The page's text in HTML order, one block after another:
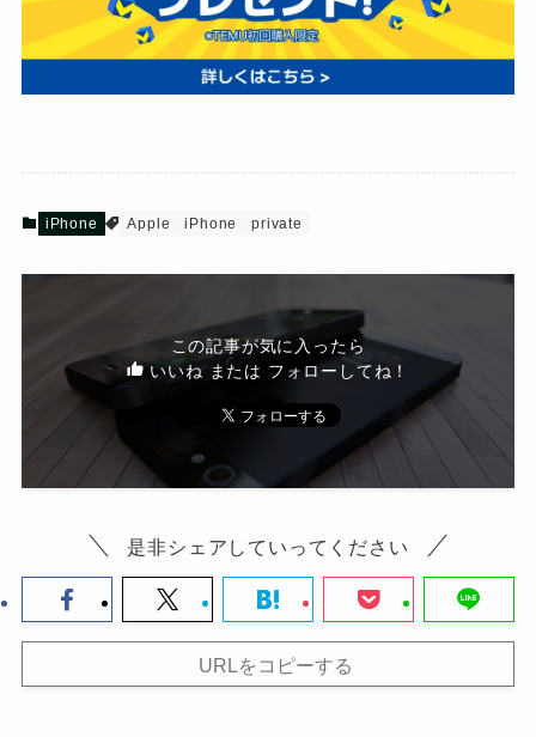
iPhone Apple iPhone private
この記事が気に入ったら
いいね または フォローしてね！
是非シェアしていってください
URLをコピーする